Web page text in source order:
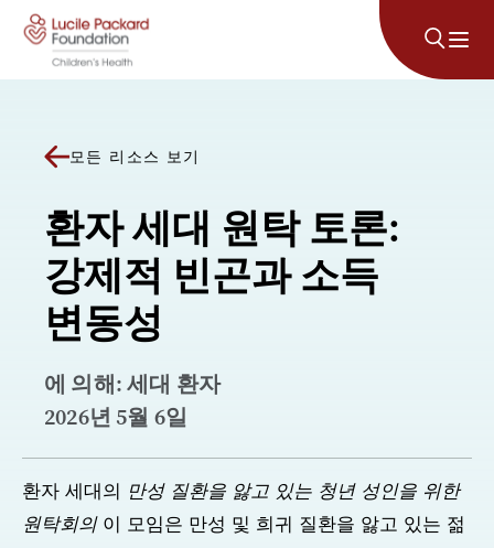
콘텐츠로 건너뛰기
모든 리소스 보기
환자 세대 원탁 토론:
강제적 빈곤과 소득
변동성
에 의해: 세대 환자
2026년 5월 6일
환자 세대의
만성 질환을 앓고 있는 청년 성인을 위한
원탁회의 이 모임은 만성 및 희귀 질환을 앓고 있는 젊